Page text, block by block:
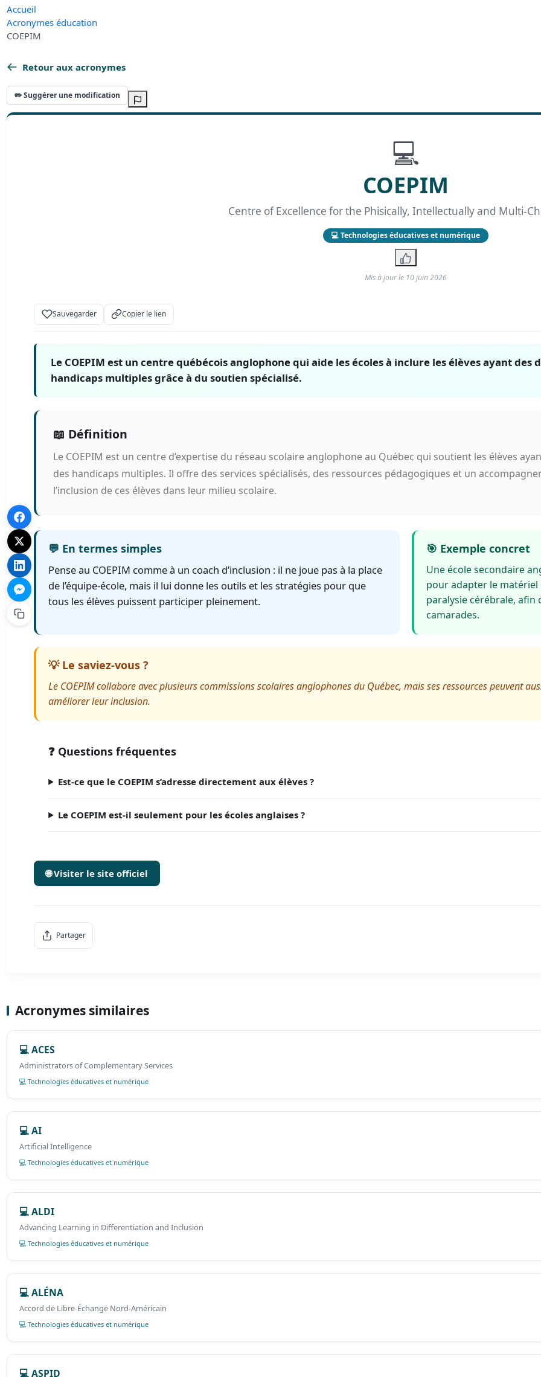
Accueil
Acronymes éducation
COEPIM
Retour aux acronymes
✏️ Suggérer une modification
💻
COEPIM
Centre of Excellence for the Phisically, Intellectually and Multi-
💻 Technologies éducatives et numérique
Mis à jour le 10 juin 2026
Sauvegarder Copier le lien
Le COEPIM est un centre québécois anglophone qui aide les écoles à inclure les élèves ayant
handicaps multiples grâce à du soutien spécialisé.
📖 Définition
Le COEPIM est un centre d’expertise du réseau scolaire anglophone au Québec qui soutient les élèves
des handicaps multiples. Il offre des services spécialisés, des ressources pédagogiques et un
l’inclusion de ces élèves dans leur milieu scolaire.
💬 En termes simples
Pense au COEPIM comme à un coach d’inclusion : il ne joue pas à la place
de l’équipe-école, mais il lui donne les outils et les stratégies pour que
tous les élèves puissent participer pleinement.
🎯 Exemple concret
Une école secondaire
pour adapter le matériel
paralysie cérébrale, afin
camarades.
💡 Le saviez-vous ?
Le COEPIM collabore avec plusieurs commissions scolaires anglophones du Québec, mais ses ressources peuvent
améliorer leur inclusion.
❓ Questions fréquentes
Est-ce que le COEPIM s’adresse directement aux élèves ?
Le COEPIM est-il seulement pour les écoles anglaises ?
🌐 Visiter le site officiel
Partager
Acronymes similaires
💻 ACES
Administrators of Complementary Services
💻 Technologies éducatives et numérique
💻 AI
Artificial Intelligence
💻 Technologies éducatives et numérique
💻 ALDI
Advancing Learning in Differentiation and Inclusion
💻 Technologies éducatives et numérique
💻 ALÉNA
Accord de Libre-Échange Nord-Américain
💻 Technologies éducatives et numérique
💻 ASPID